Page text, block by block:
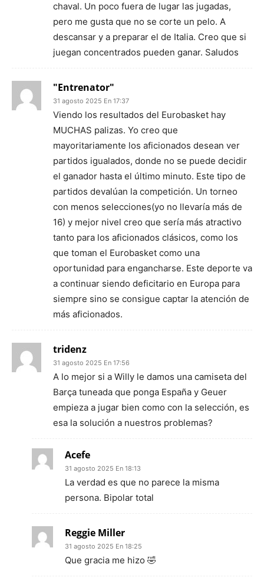
chaval. Un poco fuera de lugar las jugadas,
pero me gusta que no se corte un pelo. A
descansar y a preparar el de Italia. Creo que si
juegan concentrados pueden ganar. Saludos
"Entrenator"
31 agosto 2025 En 17:37
Viendo los resultados del Eurobasket hay
MUCHAS palizas. Yo creo que
mayoritariamente los aficionados desean ver
partidos igualados, donde no se puede decidir
el ganador hasta el último minuto. Este tipo de
partidos devalúan la competición. Un torneo
con menos selecciones(yo no llevaría más de
16) y mejor nivel creo que sería más atractivo
tanto para los aficionados clásicos, como los
que toman el Eurobasket como una
oportunidad para engancharse. Este deporte va
a continuar siendo deficitario en Europa para
siempre sino se consigue captar la atención de
más aficionados.
tridenz
31 agosto 2025 En 17:56
A lo mejor si a Willy le damos una camiseta del
Barça tuneada que ponga España y Geuer
empieza a jugar bien como con la selección, es
esa la solución a nuestros problemas?
Acefe
31 agosto 2025 En 18:13
La verdad es que no parece la misma
persona. Bipolar total
Reggie Miller
31 agosto 2025 En 18:25
Que gracia me hizo 🤣